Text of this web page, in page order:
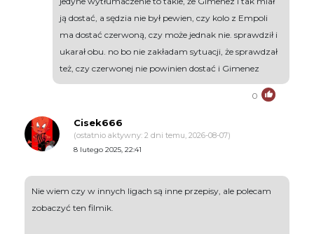
ją dostać, a sędzia nie był pewien, czy kolo z Empoli
ma dostać czerwoną, czy może jednak nie. sprawdził i
ukarał obu. no bo nie zakładam sytuacji, że sprawdzał
też, czy czerwonej nie powinien dostać i Gimenez
0
Cisek666
(ostatnio aktywny: 2 dni temu, 2026-08-07)
8 lutego 2025, 22:41
Nie wiem czy w innych ligach są inne przepisy, ale polecam
zobaczyć ten filmik.